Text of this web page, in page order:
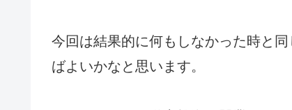
今回は結果的に何もしなかった時と
ばよいかなと思います。